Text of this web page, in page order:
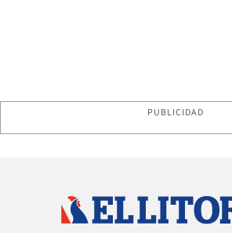
PUBLICIDAD